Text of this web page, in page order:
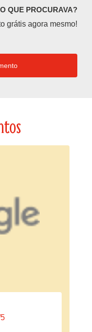
QUE PROCURAVA?
grátis agora mesmo!